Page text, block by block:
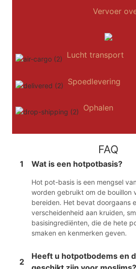
Vervoer
Lucht transport
Spoedlevering
Ophalen
FAQ
1 Wat is een hotpotbasis?
Hot pot-basis is een mengsel
worden gebruikt om de bouillon
bereiden. Het bevat doorgaans
verscheidenheid aan kruiden,
basisingrediënten, die de hete
smaken en kenmerken geven.
2
Heeft u hotpotbodems en